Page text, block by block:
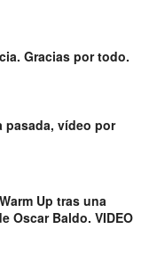
Gracias por todo.
pasada, vídeo por
Up tras una
Oscar Baldo. VIDEO